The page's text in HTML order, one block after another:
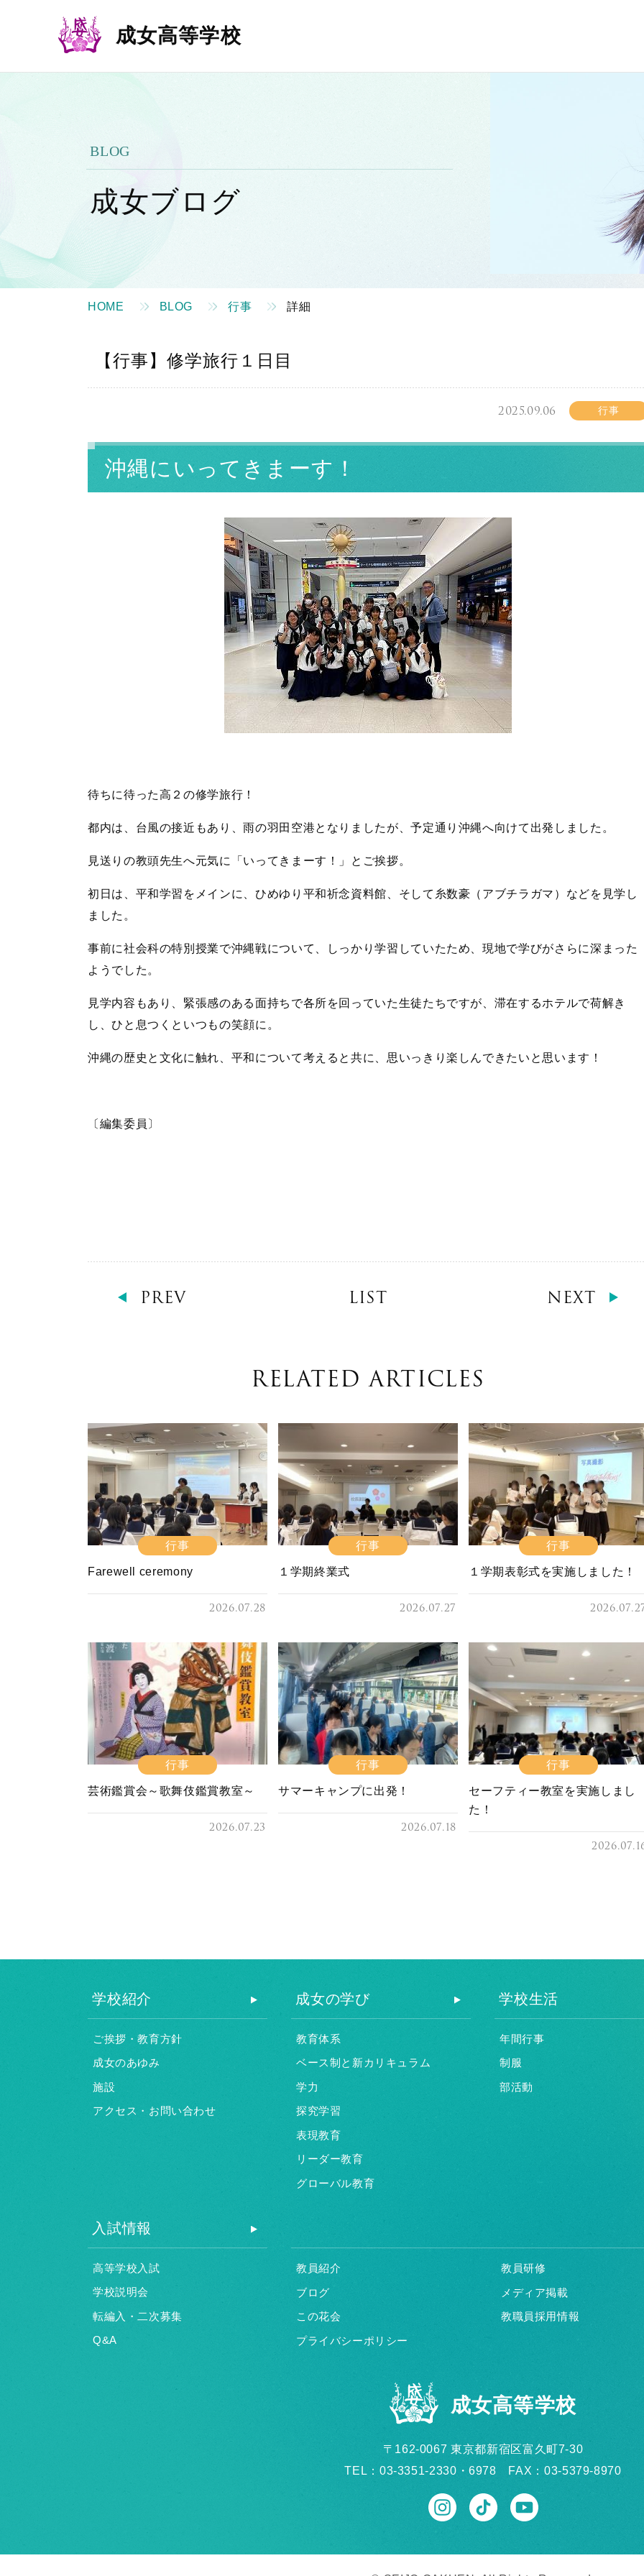
成女高等学校
BLOG
成女ブログ
HOME BLOG 行事 詳細
【行事】修学旅行１日目
2025.09.06 行事
沖縄にいってきまーす！
待ちに待った高２の修学旅行！
都内は、台風の接近もあり、雨の羽田空港となりましたが、予定通り沖縄へ向けて出発しました。
見送りの教頭先生へ元気に「いってきまーす！」とご挨拶。
初日は、平和学習をメインに、ひめゆり平和祈念資料館、そして糸数豪（アブチラガマ）などを見学し
ました。
事前に社会科の特別授業で沖縄戦について、しっかり学習していたため、現地で学びがさらに深まった
ようでした。
見学内容もあり、緊張感のある面持ちで各所を回っていた生徒たちですが、滞在するホテルで荷解き
し、ひと息つくといつもの笑顔に。
沖縄の歴史と文化に触れ、平和について考えると共に、思いっきり楽しんできたいと思います！
〔編集委員〕
PREV LIST NEXT
RELATED ARTICLES
行事
Farewell ceremony
2026.07.28
行事
１学期終業式
2026.07.27
行事
１学期表彰式を実施しました！
行事
芸術鑑賞会～歌舞伎鑑賞教室～
2026.07.23
行事
サマーキャンプに出発！
2026.07.18
行事
セーフティー教室を実施しまし
た！
学校紹介
ご挨拶・教育方針
成女のあゆみ
施設
アクセス・お問い合わせ
成女の学び
教育体系
ベース制と新カリキュラム
学力
探究学習
表現教育
リーダー教育
グローバル教育
学校生活
年間行事
制服
部活動
入試情報
高等学校入試
学校説明会
転編入・二次募集
Q&A
教員紹介
教員研修
ブログ
メディア掲載
この花会
教職員採用情報
プライバシーポリシー
成女高等学校
〒162-0067 東京都新宿区富久町7-30
TEL：03-3351-2330・6978 FAX：03-5379-8970